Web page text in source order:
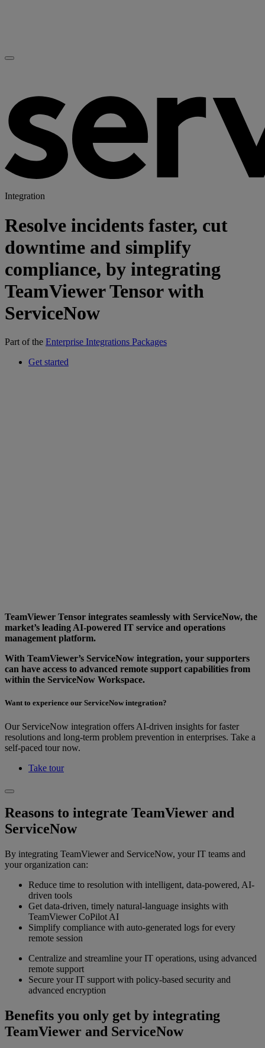
Integration
Resolve incidents faster, cut
downtime and simplify
compliance, by integrating
TeamViewer Tensor with
ServiceNow
Part of the Enterprise Integrations Packages
Get started
TeamViewer Tensor integrates seamlessly with ServiceNow, the
market’s leading AI-powered IT service and operations
management platform.
With TeamViewer’s ServiceNow integration, your supporters
can have access to advanced remote support capabilities from
within the ServiceNow Workspace.
Want to experience our ServiceNow integration?
Our ServiceNow integration offers AI-driven insights for faster
resolutions and long-term problem prevention in enterprises. Take a
self-paced tour now.
Take tour
Reasons to integrate TeamViewer and
ServiceNow
By integrating TeamViewer and ServiceNow, your IT teams and
your organization can:
Reduce time to resolution with intelligent, data-powered, AI-
driven tools
Get data-driven, timely natural-language insights with
TeamViewer CoPilot AI
Simplify compliance with auto-generated logs for every
remote session
Centralize and streamline your IT operations, using advanced
remote support
Secure your IT support with policy-based security and
advanced encryption
Benefits you only get by integrating
TeamViewer and ServiceNow